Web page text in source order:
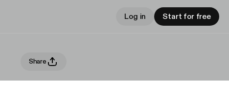
Log in Start for free
Share